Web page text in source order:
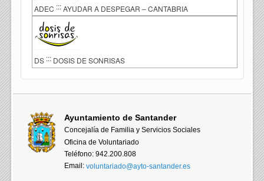
ADEC ::: AYUDAR A DESPEGAR – CANTABRIA
DS ::: DOSIS DE SONRISAS
Ayuntamiento de Santander
Concejalía de Familia y Servicios Sociales
Oficina de Voluntariado
Teléfono: 942.200.808
Email:voluntariado@ayto-santander.es